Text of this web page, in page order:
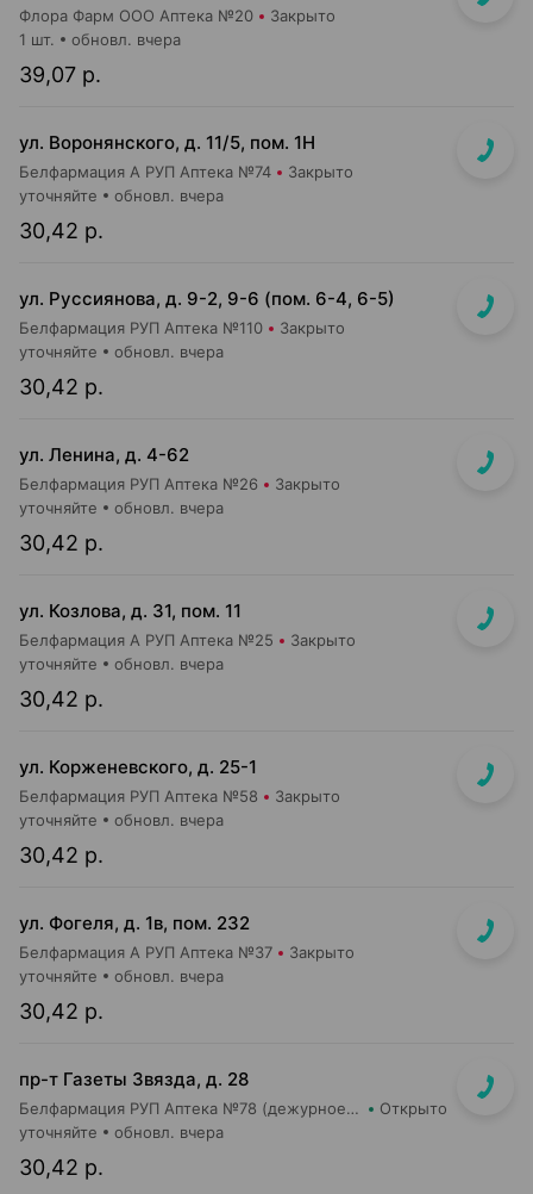
Флора Фарм ООО Аптека №20 Закрыто
39,07 р.
1 шт. обновл. вчера
ул. Воронянского, д. 11/5, пом. 1Н
Белфармация А РУП Аптека №74 Закрыто
30,42 р.
уточняйте обновл. вчера
ул. Руссиянова, д. 9-2, 9-6 (пом. 6-4, 6-5)
Белфармация РУП Аптека №110 Закрыто
30,42 р.
уточняйте обновл. вчера
ул. Ленина, д. 4-62
Белфармация РУП Аптека №26 Закрыто
30,42 р.
уточняйте обновл. вчера
ул. Козлова, д. 31, пом. 11
Белфармация А РУП Аптека №25 Закрыто
30,42 р.
уточняйте обновл. вчера
ул. Корженевского, д. 25-1
Белфармация РУП Аптека №58 Закрыто
30,42 р.
уточняйте обновл. вчера
ул. Фогеля, д. 1в, пом. 232
Белфармация А РУП Аптека №37 Закрыто
30,42 р.
уточняйте обновл. вчера
пр-т Газеты Звязда, д. 28
Белфармация РУП Аптека №78 (дежурное отделение) Открыто
30,42 р.
уточняйте обновл. вчера